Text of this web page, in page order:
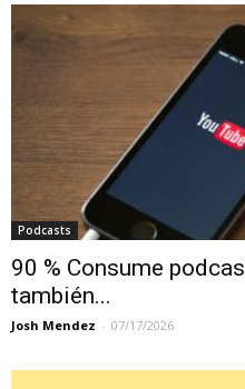
Podcasts
90 % Consume
también...
Josh Mendez - 07/17/2026